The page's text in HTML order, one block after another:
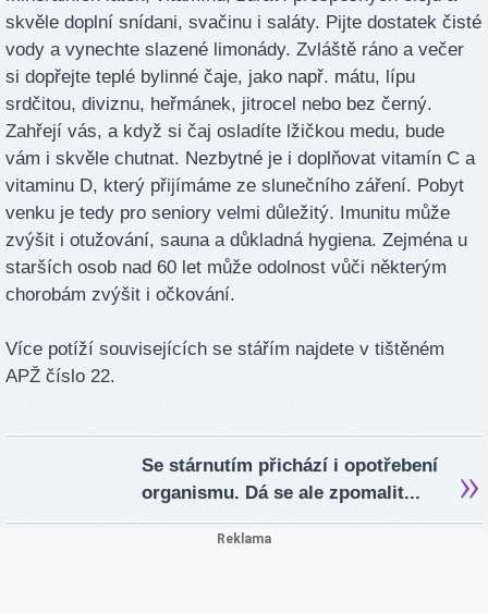
skvěle doplní snídani, svačinu i saláty. Pijte dostatek čisté
vody a vynechte slazené limonády. Zvláště ráno a večer
si dopřejte teplé bylinné čaje, jako např. mátu, lípu
srdčitou, diviznu, heřmánek, jitrocel nebo bez černý.
Zahřejí vás, a když si čaj osladíte lžičkou medu, bude
vám i skvěle chutnat. Nezbytné je i doplňovat vitamín C a
vitaminu D, který přijímáme ze slunečního záření. Pobyt
venku je tedy pro seniory velmi důležitý. Imunitu může
zvýšit i otužování, sauna a důkladná hygiena. Zejména u
starších osob nad 60 let může odolnost vůči některým
chorobám zvýšit i očkování.
Více potíží souvisejících se stářím najdete v tištěném
APŽ číslo 22.
Se stárnutím přichází i opotřebení
organismu. Dá se ale zpomalit...